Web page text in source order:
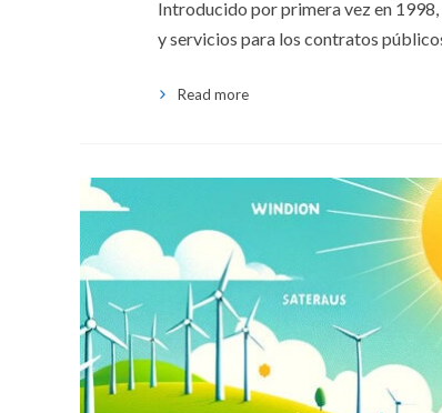
Introducido por primera vez en
y servicios para los contratos
Read more